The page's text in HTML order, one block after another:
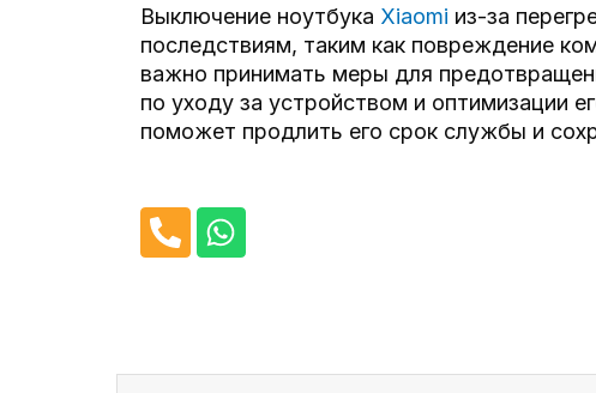
Выключение ноутбука Xiaomi из-за
последствиям, таким как повреждение
важно принимать меры для
по уходу за устройством и оптимизации
поможет продлить его срок службы и
h
-
W
h
a